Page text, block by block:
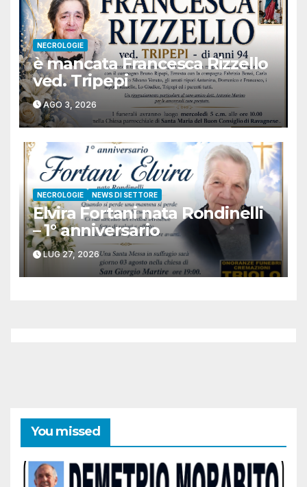
NECROLOGIE
è mancata Francesca Rizzello
ved. Tripepi
AGO 3, 2026
NECROLOGIE NEWS DI SETTORE
Elvira Fortani nata Rondinelli
– 1° anniversario
LUG 27, 2026
You missed